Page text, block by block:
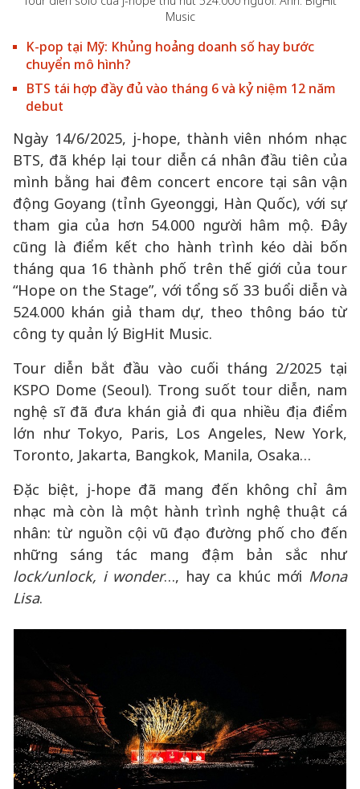
Music
K-pop tại Mỹ: Khủng hoảng doanh số hay bước
chuyển mô hình?
BTS tái hợp đầy đủ vào tháng 6 và kỷ niệm 12 năm
debut
Ngày 14/6/2025, j-hope, thành viên nhóm nhạc
BTS, đã khép lại tour diễn cá nhân đầu tiên của
mình bằng hai đêm concert encore tại sân vận
động Goyang (tỉnh Gyeonggi, Hàn Quốc), với sự
tham gia của hơn 54.000 người hâm mộ. Đây
cũng là điểm kết cho hành trình kéo dài bốn
tháng qua 16 thành phố trên thế giới của tour
“Hope on the Stage”, với tổng số 33 buổi diễn và
524.000 khán giả tham dự, theo thông báo từ
công ty quản lý BigHit Music.
Tour diễn bắt đầu vào cuối tháng 2/2025 tại
KSPO Dome (Seoul). Trong suốt tour diễn, nam
nghệ sĩ đã đưa khán giả đi qua nhiều địa điểm
lớn như Tokyo, Paris, Los Angeles, New York,
Toronto, Jakarta, Bangkok, Manila, Osaka…
Đặc biệt, j-hope đã mang đến không chỉ âm
nhạc mà còn là một hành trình nghệ thuật cá
nhân: từ nguồn cội vũ đạo đường phố cho đến
những sáng tác mang đậm bản sắc như
lock/unlock, i wonder…, hay ca khúc mới Mona
Lisa.